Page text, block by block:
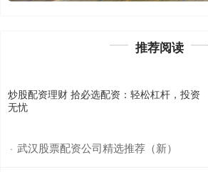
推荐阅读
炒股配资理财 拾必选配资：轻松杠杆，投资
无忧
· 武汉股票配资公司精选推荐（新）